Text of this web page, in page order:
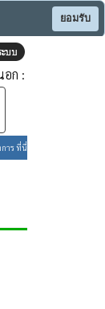
ยอมรับ
อก :
าร ที่นี่